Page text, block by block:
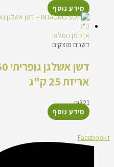
מידע נוסף
אזל מן המלאי
דשנים מוצקים
אריזת 25 ק"ג
₪321
מידע נוסף
Facebook-f